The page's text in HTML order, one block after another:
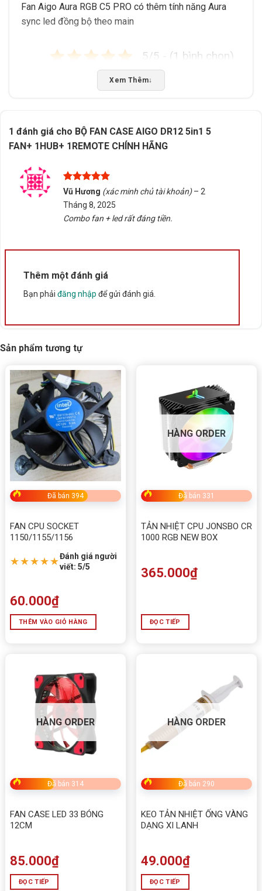
Fan Aigo Aura RGB C5 PRO có thêm tính năng Aura
sync led đồng bộ theo main
5/5 - (1 bình chọn)
Bấm 5 sao để ủng hộ shop
Xem Thêm↓
1 đánh giá cho BỘ FAN CASE AIGO DR12 5in1 5
FAN+ 1HUB+ 1REMOTE CHÍNH HÃNG
Được xếp
hạng
55
sao
Vũ Hương (xác minh chủ tài khoản) – 2
Tháng 8, 2025
Combo fan + led rất đáng tiền.
Thêm một đánh giá
Bạn phải đăng nhập để gửi đánh giá.
Sản phẩm tương tự
Đã bán 394
FAN CPU SOCKET
1150/1155/1156
★★★★★Đánh giá người
viết: 5/5
60.000₫
THÊM VÀO GIỎ HÀNG
HÀNG ORDER
Đã bán 331
TẢN NHIỆT CPU JONSBO CR
1000 RGB NEW BOX
365.000₫
ĐỌC TIẾP
HÀNG ORDER
Đã bán 314
FAN CASE LED 33 BÓNG
12CM
85.000₫
ĐỌC TIẾP
HÀNG ORDER
Đã bán 290
KEO TẢN NHIỆT ỐNG VÀNG
DẠNG XI LANH
49.000₫
ĐỌC TIẾP